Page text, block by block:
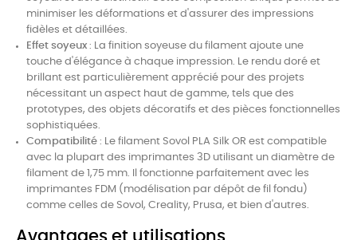
minimiser les déformations et d'assurer des impressions
fidèles et détaillées.
Effet soyeux : La finition soyeuse du filament ajoute une
touche d'élégance à chaque impression. Le rendu doré et
brillant est particulièrement apprécié pour des projets
nécessitant un aspect haut de gamme, tels que des
prototypes, des objets décoratifs et des pièces fonctionnelles
sophistiquées.
Compatibilité : Le filament Sovol PLA Silk OR est compatible
avec la plupart des imprimantes 3D utilisant un diamètre de
filament de 1,75 mm. Il fonctionne parfaitement avec les
imprimantes FDM (modélisation par dépôt de fil fondu)
comme celles de Sovol, Creality, Prusa, et bien d'autres.